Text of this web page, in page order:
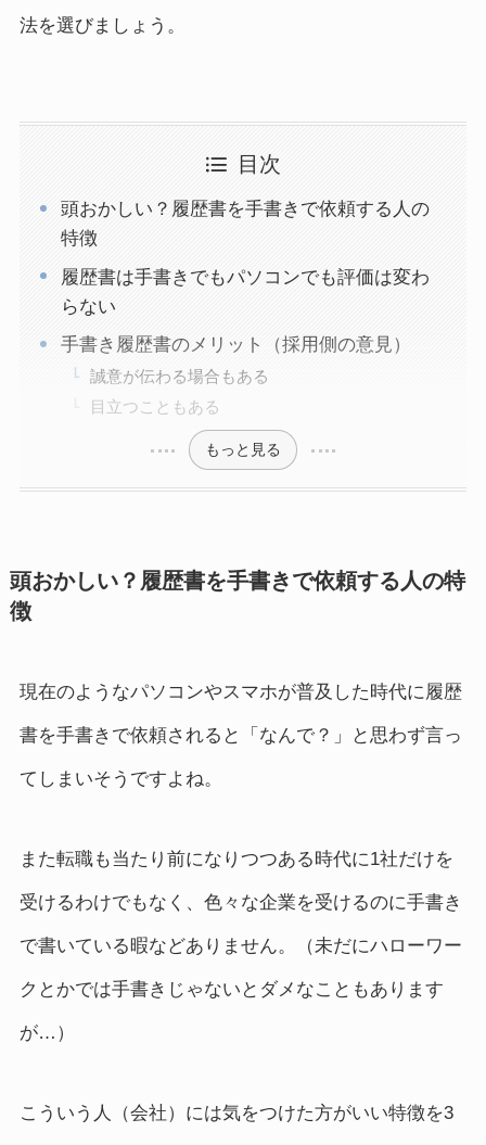
法を選びましょう。
目次
頭おかしい？履歴書を手書きで依頼する人の
特徴
履歴書は手書きでもパソコンでも評価は変わ
らない
手書き履歴書のメリット（採用側の意見）
誠意が伝わる場合もある
目立つこともある
もっと見る
頭おかしい？履歴書を手書きで依頼する人の特
徴
現在のようなパソコンやスマホが普及した時代に履歴
書を手書きで依頼されると「なんで？」と思わず言っ
てしまいそうですよね。
また転職も当たり前になりつつある時代に1社だけを
受けるわけでもなく、色々な企業を受けるのに手書き
で書いている暇などありません。（未だにハローワー
クとかでは手書きじゃないとダメなこともあります
が…）
こういう人（会社）には気をつけた方がいい特徴を3